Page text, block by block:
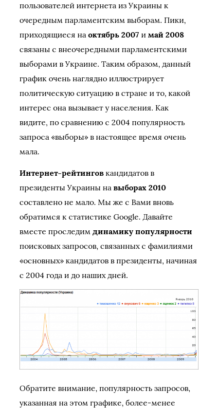
пользователей интернета из Украины к
очередным парламентским выборам. Пики,
приходящиеся на октябрь 2007 и май 2008
связаны с внеочередными парламентскими
выборами в Украине. Таким образом, данный
график очень наглядно иллюстрирует
политическую ситуацию в стране и то, какой
интерес она вызывает у населения. Как
видите, по сравнению с 2004 популярность
запроса «выборы» в настоящее время очень
мала.
Интернет-рейтингов кандидатов в
президенты Украины на выборах 2010
составлено не мало. Мы же с Вами вновь
обратимся к статистике Google. Давайте
вместе проследим динамику популярности
поисковых запросов, связанных с фамилиями
«основных» кандидатов в президенты, начиная
с 2004 года и до наших дней.
Обратите внимание, популярность запросов,
указанная на этом графике, более-менее